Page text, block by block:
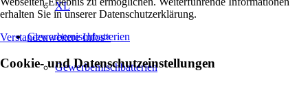
XL
Gewerbemischbatterien
Gewerbemischbatterien
erhalten Sie in unserer Datenschutzerklärung.
Verstandenweitere Infos×
Cookie- und Datenschutzeinstellungen